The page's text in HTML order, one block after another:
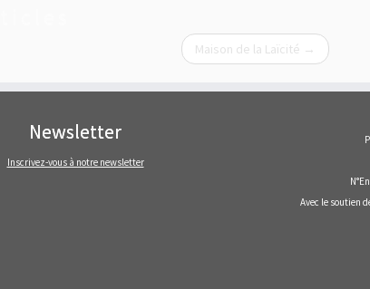
Maison de la Laïcité →
Newsletter
Inscrivez-vous à notre newsletter
Avec le soutien